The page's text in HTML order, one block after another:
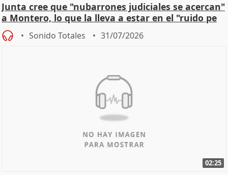
Junta cree que "nubarrones judiciales se acercan"
a Montero, lo que la lleva a estar en el "ruido pe
Sonido Totales 31/07/2026
02:25